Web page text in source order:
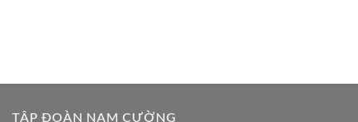
TẬP ĐOÀN NAM CƯỜNG